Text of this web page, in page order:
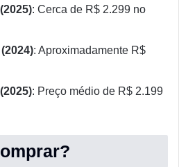
: Cerca de R$ 2.299 no
: Aproximadamente R$
: Preço médio de R$ 2.199